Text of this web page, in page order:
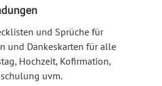
und Sprüche für
und Dankeskarten für alle
Hochzeit, Kofirmation,
uvm.